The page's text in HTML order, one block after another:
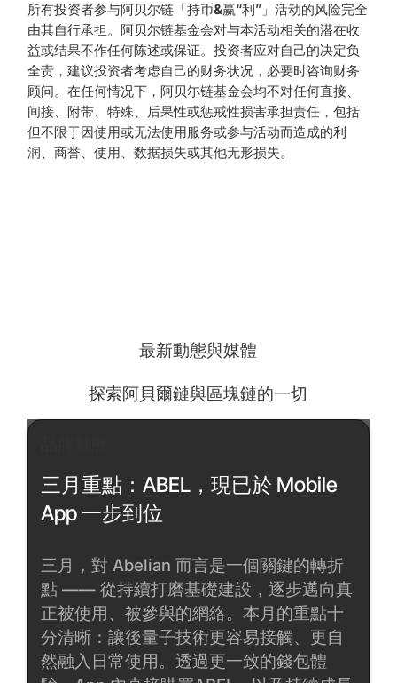
所有投资者参与阿贝尔链「持币&赢“利”」活动的风险完全
由其自行承担。阿贝尔链基金会对与本活动相关的潜在收
益或结果不作任何陈述或保证。投资者应对自己的决定负
全责，建议投资者考虑自己的财务状况，必要时咨询财务
顾问。在任何情况下，阿贝尓链基金会均不对任何直接、
间接、附带、特殊、后果性或惩戒性损害承担责任，包括
但不限于因使用或无法使用服务或参与活动而造成的利
润、商誉、使用、数据损失或其他无形损失。
最新動態與媒體
探索阿貝爾鏈與區塊鏈的一切
三月重點：ABEL，現已於 Mobile
App 一步到位
三月，對 Abelian 而言是一個關鍵的轉折
點 —— 從持續打磨基礎建設，逐步邁向真
正被使用、被參與的網絡。本月的重點十
分清晰：讓後量子技術更容易接觸、更自
然融入日常使用。透過更一致的錢包體